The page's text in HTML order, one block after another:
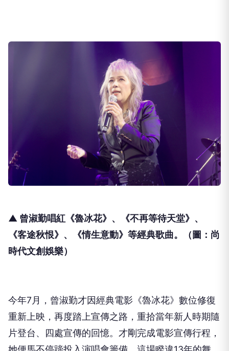
▲ 曾淑勤唱紅《魯冰花》、《不再等待天堂》、
《客途秋恨》、《情生意動》等經典歌曲。（圖：尚
時代文創娛樂）
今年7月，曾淑勤才因經典電影《魯冰花》數位修復
重新上映，再度踏上宣傳之路，重拾當年新人時期隨
片登台、四處宣傳的回憶。才剛完成電影宣傳行程，